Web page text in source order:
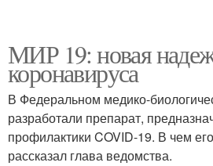
МИР 19: новая
коронавируса
В Федеральном медико-
разработали препарат,
профилактики COVID-19. В чем
рассказал глава ведомства.